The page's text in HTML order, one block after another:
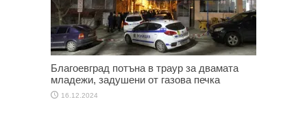
Благоевград потъна в траур за двамата
младежи, задушени от газова печка
16.12.2024